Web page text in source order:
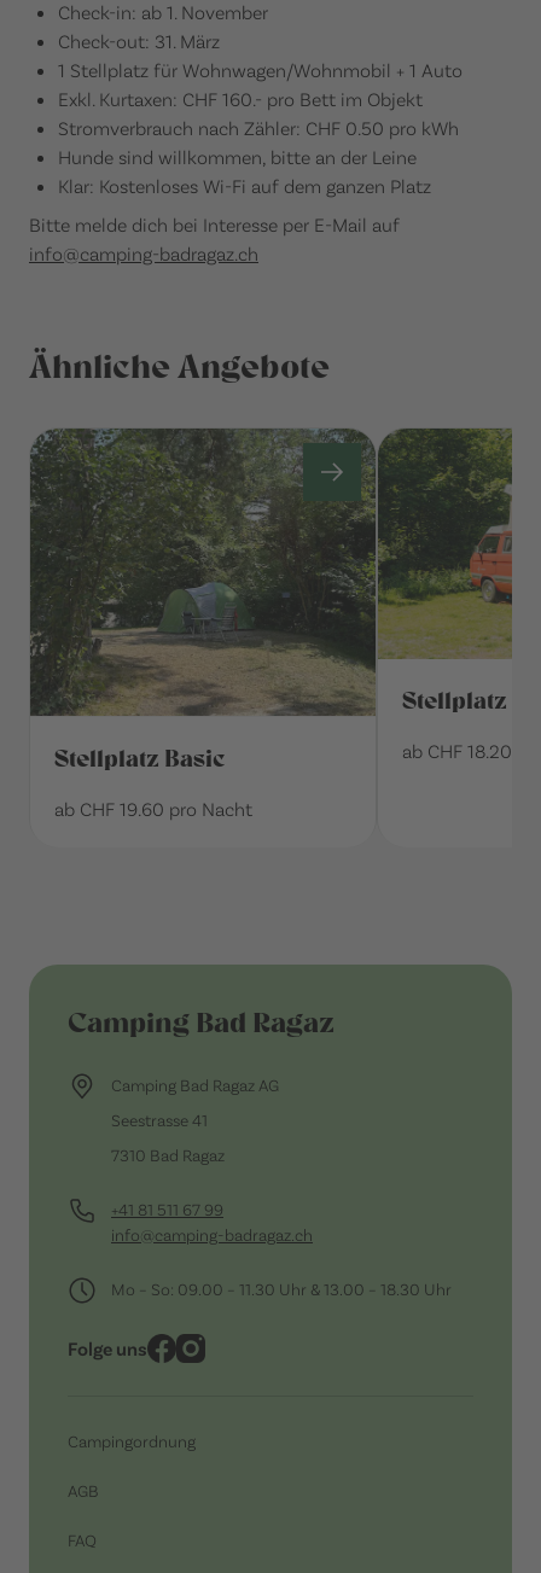
Check-in: ab 1. November
Check-out: 31. März
1 Stellplatz für Wohnwagen/Wohnmobil + 1 Auto
Exkl. Kurtaxen: CHF 160.- pro Bett im Objekt
Stromverbrauch nach Zähler: CHF 0.50 pro kWh
Hunde sind willkommen, bitte an der Leine
Klar: Kostenloses Wi-Fi auf dem ganzen Platz
Bitte melde dich bei Interesse per E-Mail auf
info@camping-badragaz.ch
Ähnliche Angebote
Stellplatz Basic
ab CHF 19.60 pro Nacht
Stellplatz
ab CHF 18.20
Camping Bad Ragaz
Camping Bad Ragaz AG
Seestrasse 41
7310 Bad Ragaz
+41 81 511 67 99
info@camping-badragaz.ch
Mo – So: 09.00 – 11.30 Uhr & 13.00 – 18.30 Uhr
Folge uns
Campingordnung
AGB
FAQ